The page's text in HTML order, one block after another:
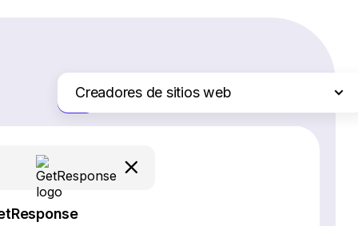
Creadores de sitios web
Servicios de hosting web
Software de gestión de proyectos
Solo las diferencias